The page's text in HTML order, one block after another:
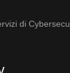
di